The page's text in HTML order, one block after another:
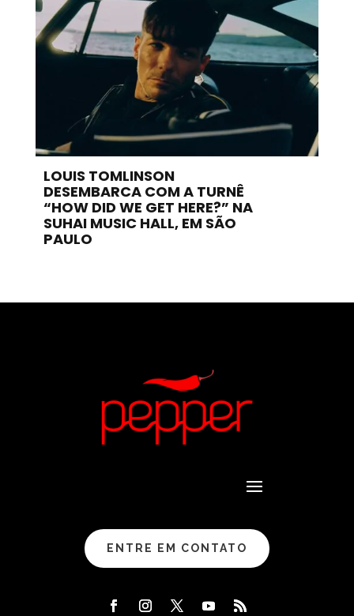
LOUIS TOMLINSON
DESEMBARCA COM A TURNÊ
“HOW DID WE GET HERE?” NA
SUHAI MUSIC HALL, EM SÃO
PAULO
ENTRE EM CONTATO